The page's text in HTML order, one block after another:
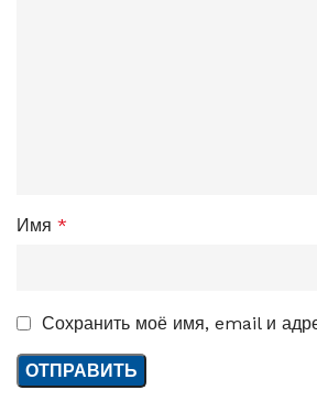
Имя *
Сохранить моё имя, email и